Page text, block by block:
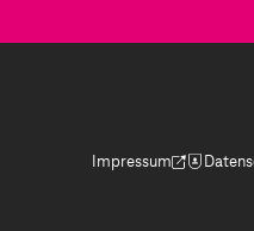
Impressum
(Der Link wird in(Der